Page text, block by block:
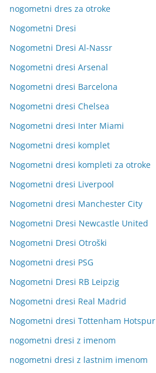
nogometni dres za otroke
Nogometni Dresi
Nogometni Dresi Al-Nassr
Nogometni dresi Arsenal
Nogometni dresi Barcelona
Nogometni dresi Chelsea
Nogometni dresi Inter Miami
Nogometni dresi komplet
Nogometni dresi kompleti za otroke
Nogometni dresi Liverpool
Nogometni dresi Manchester City
Nogometni Dresi Newcastle United
Nogometni Dresi Otroški
Nogometni dresi PSG
Nogometni Dresi RB Leipzig
Nogometni dresi Real Madrid
Nogometni dresi Tottenham Hotspur
nogometni dresi z imenom
nogometni dresi z lastnim imenom